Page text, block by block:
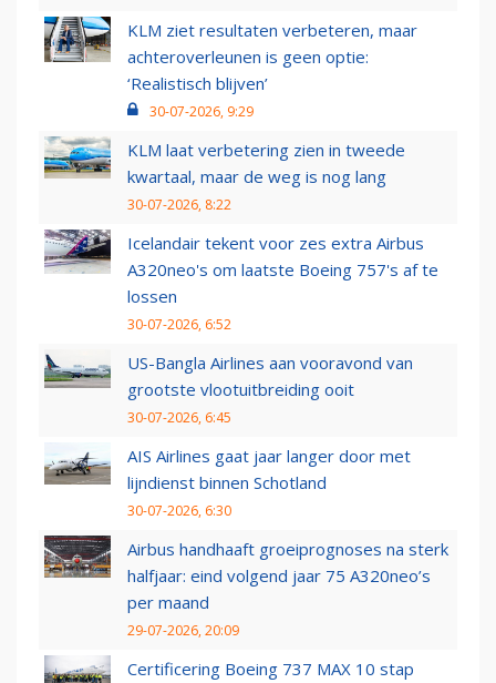
KLM ziet resultaten verbeteren, maar
achteroverleunen is geen optie:
‘Realistisch blijven’
30-07-2026, 9:29
KLM laat verbetering zien in tweede
kwartaal, maar de weg is nog lang
30-07-2026, 8:22
Icelandair tekent voor zes extra Airbus
A320neo's om laatste Boeing 757's af te
lossen
30-07-2026, 6:52
US-Bangla Airlines aan vooravond van
grootste vlootuitbreiding ooit
30-07-2026, 6:45
AIS Airlines gaat jaar langer door met
lijndienst binnen Schotland
30-07-2026, 6:30
Airbus handhaaft groeiprognoses na sterk
halfjaar: eind volgend jaar 75 A320neo’s
per maand
29-07-2026, 20:09
Certificering Boeing 737 MAX 10 stap